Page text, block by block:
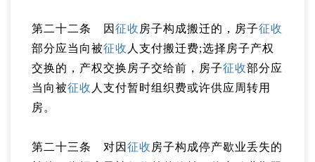
第二十二条 因 征收 房子构成搬迁的，房子征收
部分应当向被征收 人支付搬迁费;选择房子产权
交换的，产权交换房子交给前，房子征收部分应
当向被征收 人支付暂时组织费或许供应周转用
房。
第二十三条 对因 征收 房子构成停产歇业丢失的